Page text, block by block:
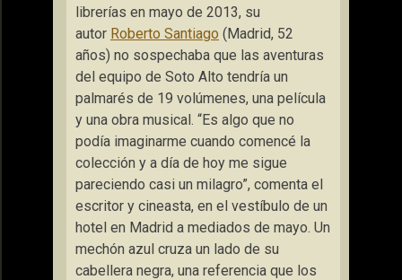
librerías en mayo de 2013, su
autor Roberto Santiago (Madrid, 52
años) no sospechaba que las aventuras
del equipo de Soto Alto tendría un
palmarés de 19 volúmenes, una película
y una obra musical. “Es algo que no
podía imaginarme cuando comencé la
colección y a día de hoy me sigue
pareciendo casi un milagro”, comenta el
escritor y cineasta, en el vestíbulo de un
hotel en Madrid a mediados de mayo. Un
mechón azul cruza un lado de su
cabellera negra, una referencia que los